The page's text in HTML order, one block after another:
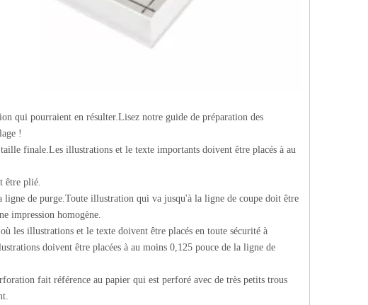
qui pourraient en résulter.Lisez notre guide de préparation des
!
finale.Les illustrations et le texte importants doivent être placés à au
être plié.
ligne de purge.Toute illustration qui va jusqu'à la ligne de coupe doit être
impression homogène.
les illustrations et le texte doivent être placés en toute sécurité à
doivent être placées à au moins 0,125 pouce de la ligne de
fait référence au papier qui est perforé avec de très petits trous